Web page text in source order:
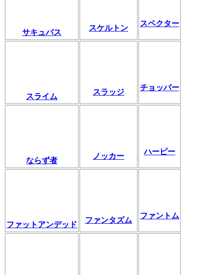
サキュバス
スケルトン
スペクター
スライム
スラッジ
チョッパー
ならず者
ノッカー
ハーピー
ファットアンデッド
ファンタズム
ファントム